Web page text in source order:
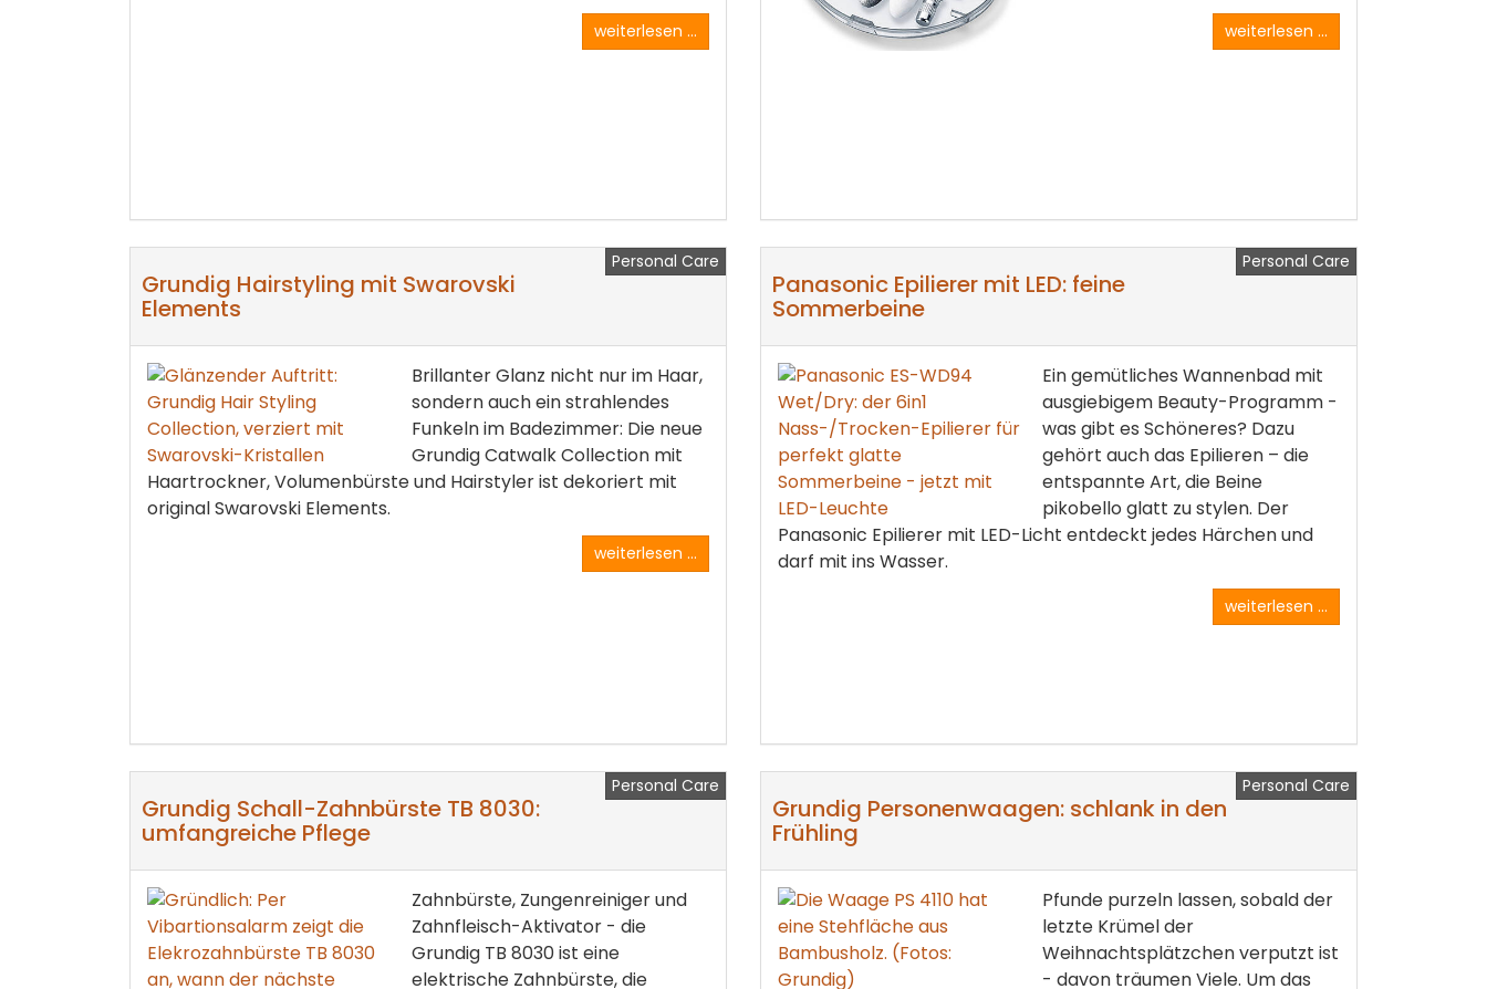
weiterlesen ... weiterlesen ...
Personal Care
Grundig Hairstyling mit Swarovski
Elements
Brillanter Glanz nicht nur im Haar,
sondern auch ein strahlendes
Funkeln im Badezimmer: Die neue
Grundig Catwalk Collection mit
Haartrockner, Volumenbürste und Hairstyler ist dekoriert mit
original Swarovski Elements.
weiterlesen ...
Personal Care
Panasonic Epilierer mit LED: feine
Sommerbeine
Ein gemütliches Wannenbad mit
ausgiebigem Beauty-Programm -
was gibt es Schöneres? Dazu
gehört auch das Epilieren – die
entspannte Art, die Beine
pikobello glatt zu stylen. Der
Panasonic Epilierer mit LED-Licht entdeckt jedes Härchen und
darf mit ins Wasser.
weiterlesen ...
Personal Care
Grundig Schall-Zahnbürste TB 8030:
umfangreiche Pflege
Zahnbürste, Zungenreiniger und
Zahnfleisch-Aktivator - die
Grundig TB 8030 ist eine
elektrische Zahnbürste, die
Personal Care
Grundig Personenwaagen: schlank in den
Frühling
Pfunde purzeln lassen, sobald der
letzte Krümel der
Weihnachtsplätzchen verputzt ist
- davon träumen Viele. Um das